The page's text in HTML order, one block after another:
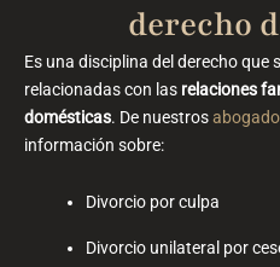
derecho
Es una disciplina del derecho que
relacionadas con las relaciones
domésticas. De nuestros
información sobre:
Divorcio por culpa
Divorcio unilateral por